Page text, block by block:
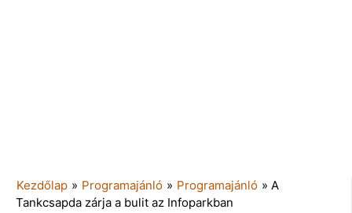
Kezdőlap » Programajánló » Programajánló » A
Tankcsapda zárja a bulit az Infoparkban